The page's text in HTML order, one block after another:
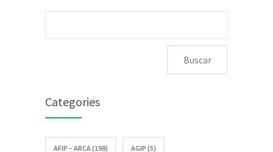
Categories
AFIP – ARCA (198) AGIP (5)